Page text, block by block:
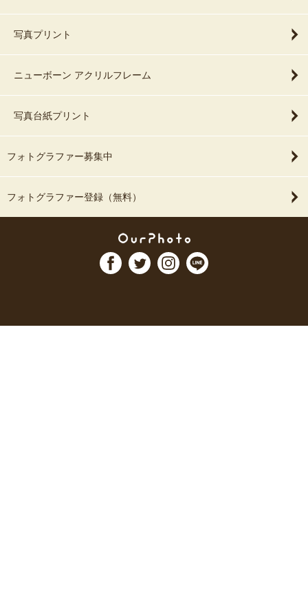
写真プリント
ニューボーン アクリルフレーム
写真台紙プリント
フォトグラファー募集中
フォトグラファー登録（無料）